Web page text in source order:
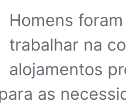
Homens
trabalhar na
alojamentos
as